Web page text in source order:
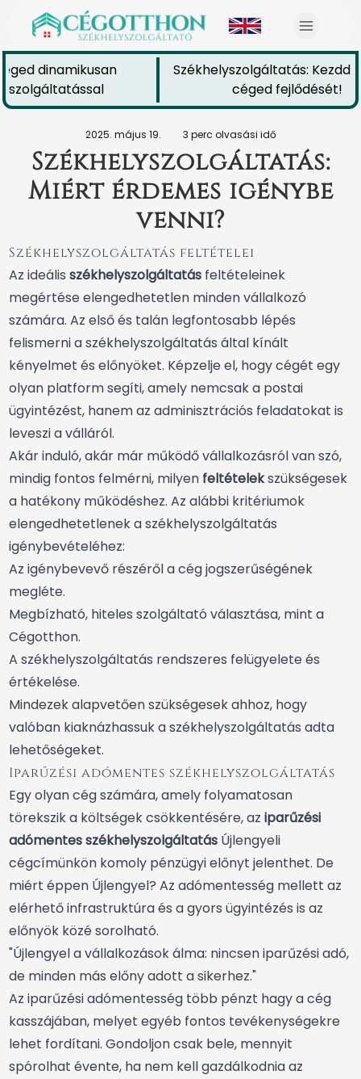
dinamikusan
Székhelyszolgáltatás: Kezdd
céged fejlődését!
2025. május 19. 3 perc olvasási idő
Székhelyszolgáltatás:
Miért érdemes igénybe
venni?
Székhelyszolgáltatás feltételei
Az ideális székhelyszolgáltatás feltételeinek
megértése elengedhetetlen minden vállalkozó
számára. Az első és talán legfontosabb lépés
felismerni a székhelyszolgáltatás által kínált
kényelmet és előnyöket. Képzelje el, hogy cégét egy
olyan platform segíti, amely nemcsak a postai
ügyintézést, hanem az adminisztrációs feladatokat is
leveszi a válláról.
Akár induló, akár már működő vállalkozásról van szó,
mindig fontos felmérni, milyen feltételekszükségesek
a hatékony működéshez. Az alábbi kritériumok
elengedhetetlenek a székhelyszolgáltatás
igénybevételéhez:
Az igénybevevő részéről a cég jogszerűségének
megléte.
Megbízható, hiteles szolgáltató választása, mint a
Cégotthon.
A székhelyszolgáltatás rendszeres felügyelete és
értékelése.
Mindezek alapvetően szükségesek ahhoz, hogy
valóban kiaknázhassuk a székhelyszolgáltatás adta
lehetőségeket.
Iparűzési adómentes székhelyszolgáltatás
Egy olyan cég számára, amely folyamatosan
törekszik a költségek csökkentésére, az iparűzési
adómentes székhelyszolgáltatás Újlengyeli
cégcímünkön komoly pénzügyi előnyt jelenthet. De
miért éppen Újlengyel? Az adómentesség mellett az
elérhető infrastruktúra és a gyors ügyintézés is az
előnyök közé sorolható.
"Újlengyel a vállalkozások álma: nincsen iparűzési adó,
de minden más előny adott a sikerhez."
Az iparűzési adómentesség több pénzt hagy a cég
kasszájában, melyet egyéb fontos tevékenységekre
lehet fordítani. Gondoljon csak bele, mennyit
spórolhat évente, ha nem kell gazdálkodnia az